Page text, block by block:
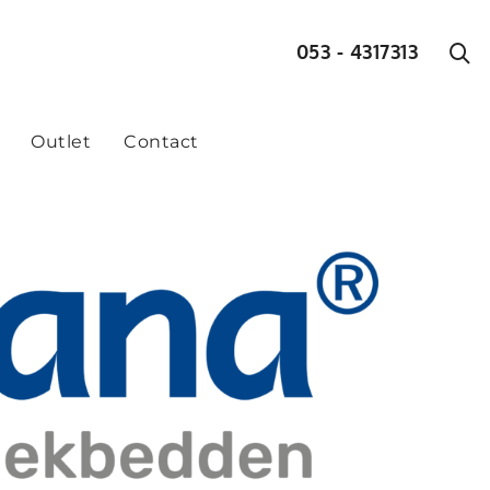
053 - 4317313
Outlet Contact